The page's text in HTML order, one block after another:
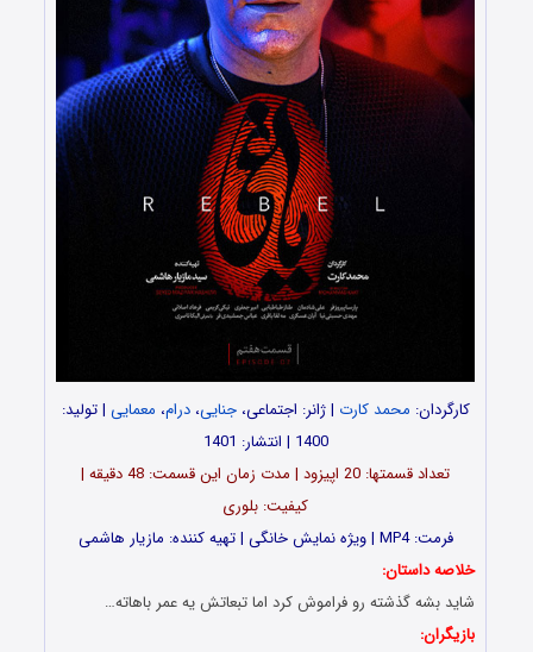
کارگردان: محمد کارت | ژانر: اجتماعی،جنایی،درام، معمایی | تولید:
1400 | انتشار: 1401
تعداد قسمت‎ها: 20 اپیزود | مدت زمان این قسمت: 48 دقیقه |
کیفیت: بلوری
فرمت: MP4 | ویژه نمایش خانگی | تهیه کننده: مازیار هاشمی
خلاصه داستان:
شاید بشه گذشته رو فراموش کرد اما تبعاتش یه عمر باهاته…
بازیگران: